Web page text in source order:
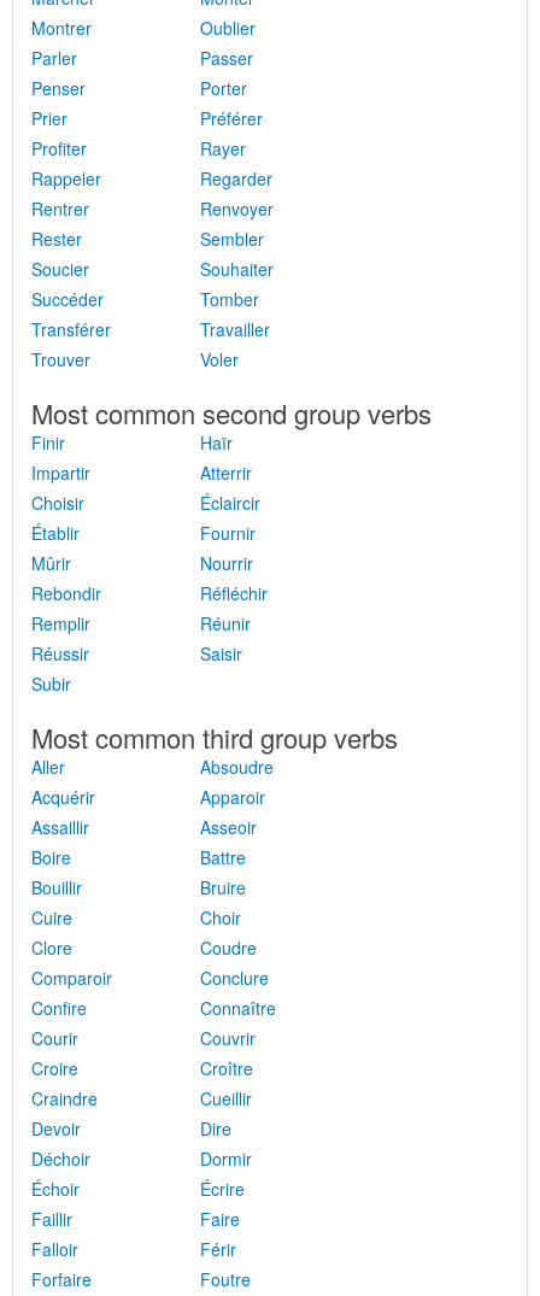
Montrer
Oublier
Parler
Passer
Penser
Porter
Prier
Préférer
Profiter
Rayer
Rappeler
Regarder
Rentrer
Renvoyer
Rester
Sembler
Soucier
Souhaiter
Succéder
Tomber
Transférer
Travailler
Trouver
Voler
Most common second group verbs
Finir
Haïr
Impartir
Atterrir
Choisir
Éclaircir
Établir
Fournir
Mûrir
Nourrir
Rebondir
Réfléchir
Remplir
Réunir
Réussir
Saisir
Subir
Most common third group verbs
Aller
Absoudre
Acquérir
Apparoir
Assaillir
Asseoir
Boire
Battre
Bouillir
Bruire
Cuire
Choir
Clore
Coudre
Comparoir
Conclure
Confire
Connaître
Courir
Couvrir
Croire
Croître
Craindre
Cueillir
Devoir
Dire
Déchoir
Dormir
Échoir
Écrire
Faillir
Faire
Falloir
Férir
Forfaire
Foutre